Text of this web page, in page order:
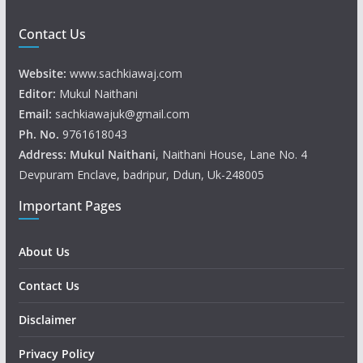
Contact Us
Website: www.sachkiawaj.com
Editor: Mukul Naithani
Email: sachkiawajuk@gmail.com
Ph. No. 9761618043
Address: Mukul Naithani, Naithani House, Lane No. 4
Devpuram Enclave, badripur, Ddun, Uk-248005
Important Pages
About Us
Contact Us
Disclaimer
Privacy Policy